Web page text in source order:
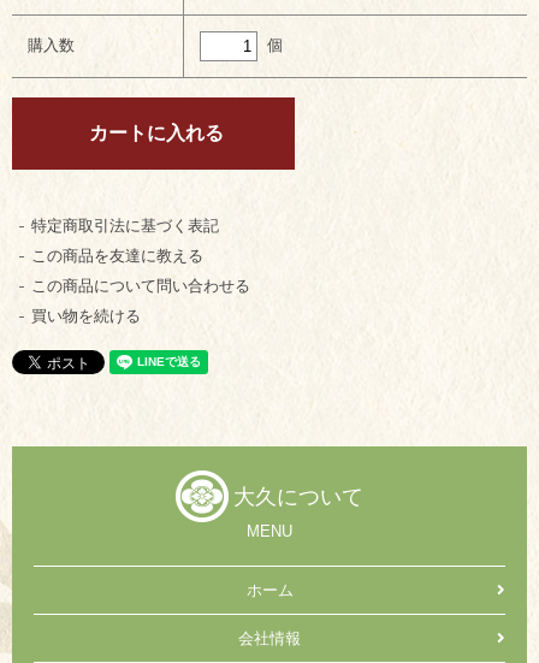
購入数 個
特定商取引法に基づく表記
この商品を友達に教える
この商品について問い合わせる
買い物を続ける
大久について
MENU
ホーム
会社情報